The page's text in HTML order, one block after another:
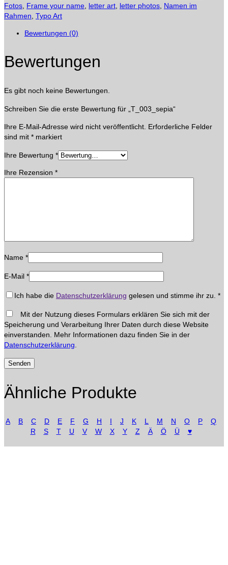
Fotos Frame your name letter art letter photos Namen im
Rahmen Typo Art
Bewertungen (0)
Bewertungen
Es gibt noch keine Bewertungen.
Schreiben Sie die erste Bewertung für „T_003_sepia“
Ihre E-Mail-Adresse wird nicht veröffentlicht. Erforderliche Felder
sind mit * markiert
Ihre Bewertung *
Ihre Rezension *
Name *
E-Mail *
Ich habe die Datenschutzerklärung gelesen und stimme ihr zu. *
Mit der Nutzung dieses Formulars erklären Sie sich mit der
Speicherung und Verarbeitung Ihrer Daten durch diese Website
einverstanden. Mehr Informationen dazu finden Sie in der
Datenschutzerklärung
Ähnliche Produkte
A B C D E F G H I J K L M N O P
Q
R
S T U V W X Y Z Ä Ö Ü ♥